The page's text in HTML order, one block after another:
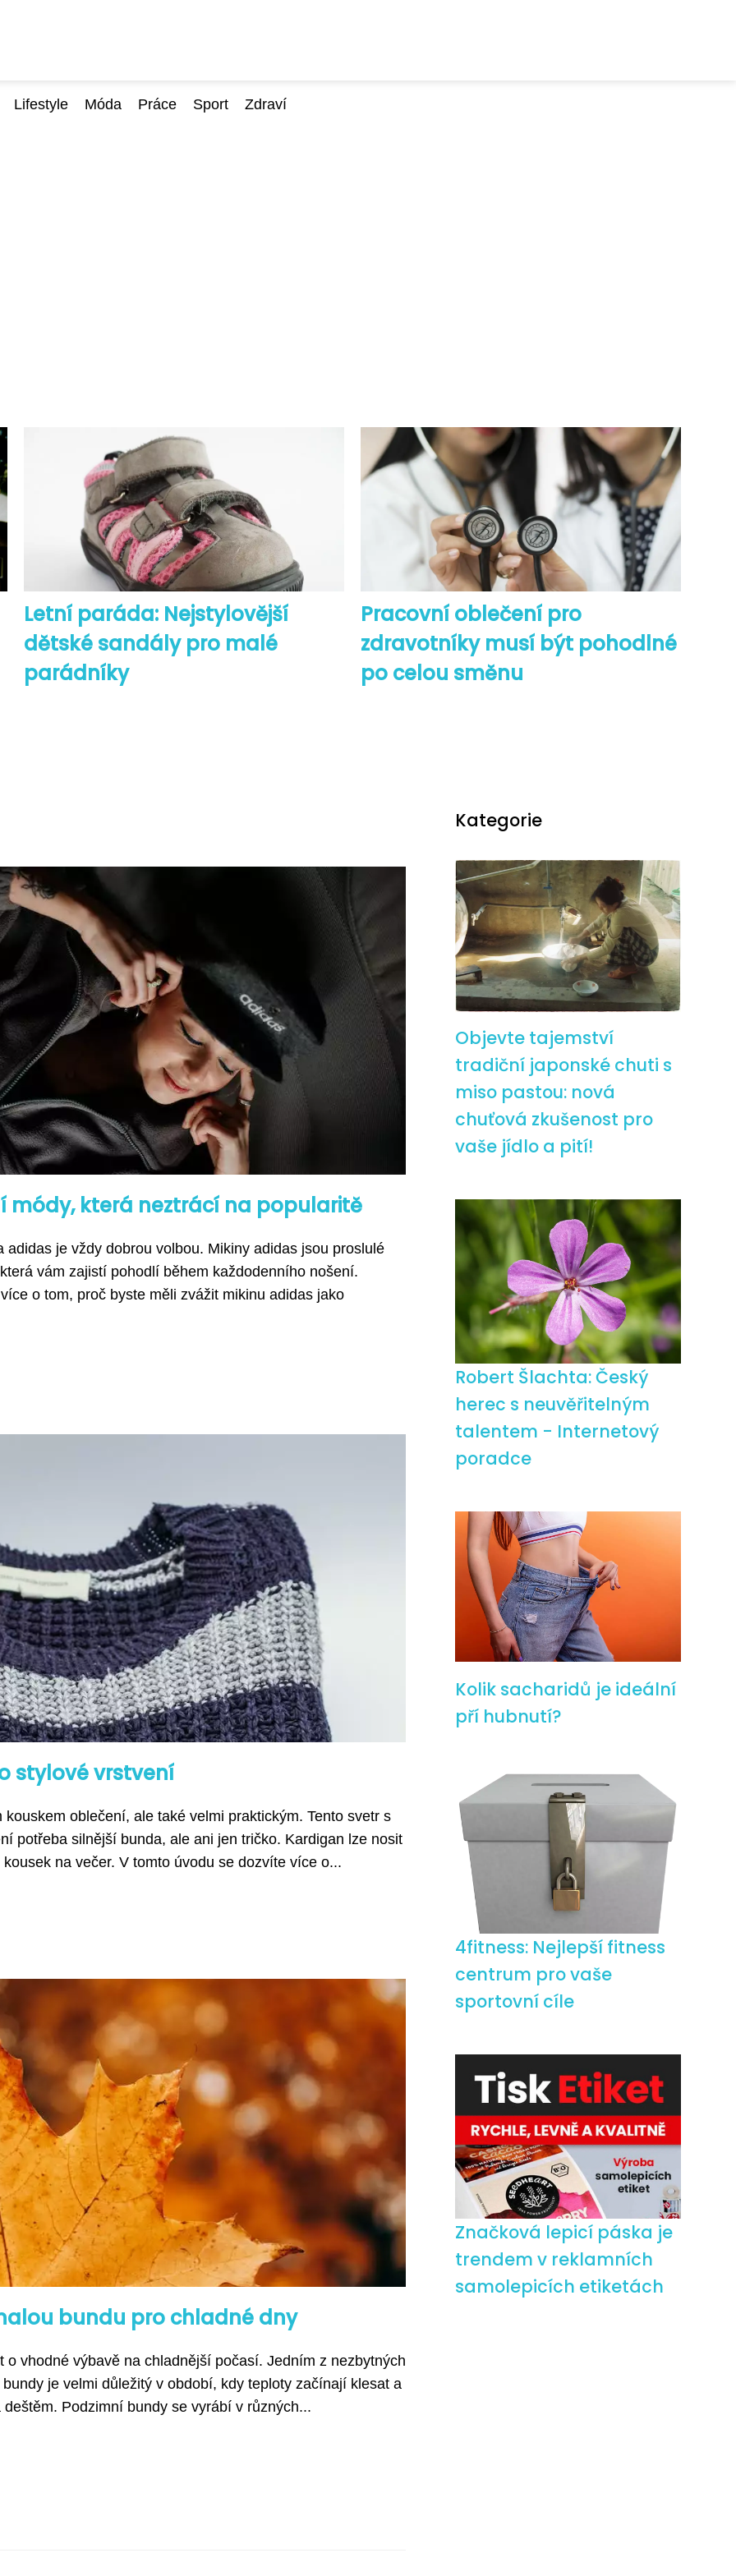
Lifestyle Móda Práce Sport Zdraví
Letní paráda: Nejstylovější
dětské sandály pro malé
parádníky
Pracovní oblečení pro
zdravotníky musí být pohodlné
po celou směnu
která neztrácí na popularitě
je vždy dobrou volbou. Mikiny adidas jsou proslulé
vám zajistí pohodlí během každodenního nošení.
o tom, proč byste měli zvážit mikinu adidas jako
stylové vrstvení
oblečení, ale také velmi praktickým. Tento svetr s
potřeba silnější bunda, ale ani jen tričko. Kardigan lze nosit
na večer. V tomto úvodu se dozvíte více o...
bundu pro chladné dny
vhodné výbavě na chladnější počasí. Jedním z nezbytných
je velmi důležitý v období, kdy teploty začínají klesat a
Podzimní bundy se vyrábí v různých...
Kategorie
Objevte tajemství
tradiční japonské chuti s
miso pastou: nová
chuťová zkušenost pro
vaše jídlo a pití!
Robert Šlachta: Český
herec s neuvěřitelným
talentem - Internetový
poradce
Kolik sacharidů je ideální
pří hubnutí?
4fitness: Nejlepší fitness
centrum pro vaše
sportovní cíle
Značková lepicí páska je
trendem v reklamních
samolepicích etiketách